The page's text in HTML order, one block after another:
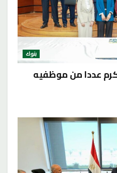
بنوك
عددا من موظفيه